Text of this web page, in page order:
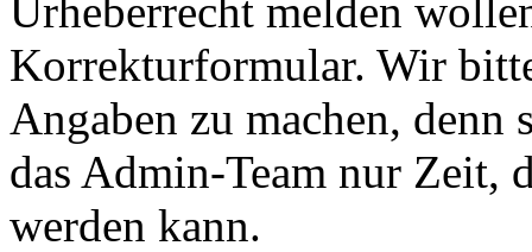
Urheberrecht melden
Korrekturformular. Wir
Angaben zu machen,
das Admin-Team nur Zeit,
werden kann.